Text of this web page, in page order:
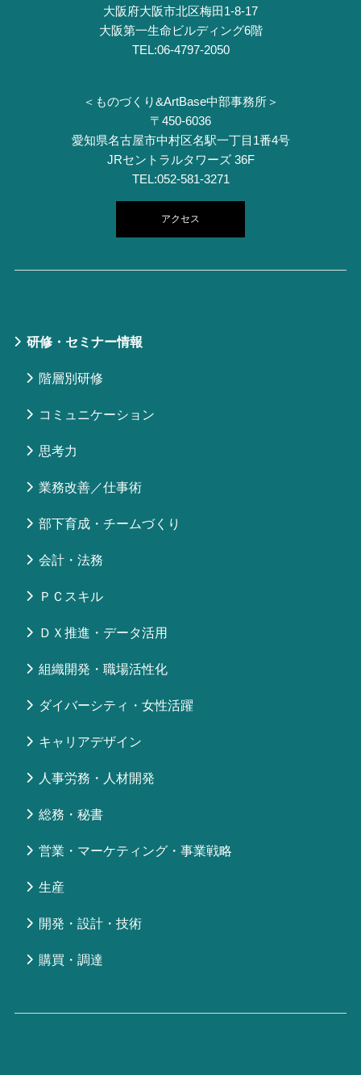
⼤阪府⼤阪市北区梅⽥1-8-17
⼤阪第⼀⽣命ビルディング6階
TEL:06-4797-2050
＜ものづくり&ArtBase中部事務所＞
〒450-6036
愛知県名古屋市中村区名駅一丁目1番4号
JRセントラルタワーズ 36F
TEL:052-581-3271
アクセス
研修・セミナー情報
階層別研修
コミュニケーション
思考力
業務改善／仕事術
部下育成・チームづくり
会計・法務
ＰＣスキル
ＤＸ推進・データ活用
組織開発・職場活性化
ダイバーシティ・女性活躍
キャリアデザイン
人事労務・人材開発
総務・秘書
営業・マーケティング・事業戦略
生産
開発・設計・技術
購買・調達